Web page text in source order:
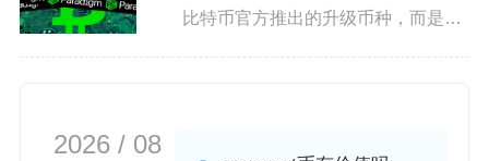
比特币官方推出的升级币种，而是币
圈中基于币安智能链发行的
2026 / 08